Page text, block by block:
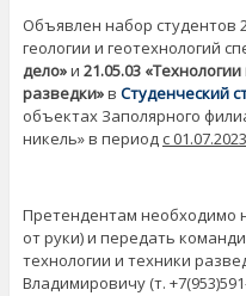
Объявлен набор студентов
геологии и геотехнологий
дело»и 21.05.03
разведки»в Студенческий
объектах Заполярного
никель» в период с
Претендентам необходимо
от руки) и передать
технологии и техники
Владимировичу (т.